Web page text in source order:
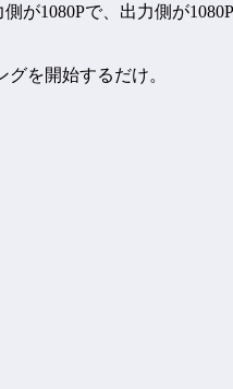
が1080Pで、出力側が
を開始するだけ。